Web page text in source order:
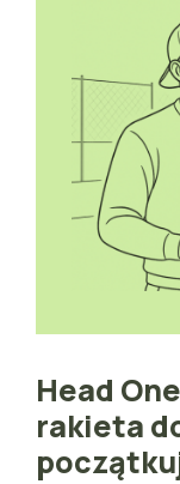
Head
rakieta